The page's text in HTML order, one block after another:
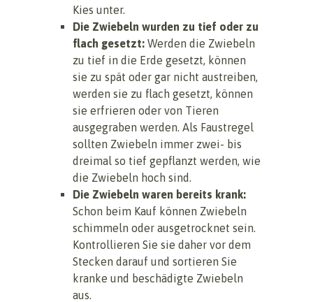
Kies unter.
Die Zwiebeln wurden zu tief oder zu
flach gesetzt: Werden die Zwiebeln
zu tief in die Erde gesetzt, können
sie zu spät oder gar nicht austreiben,
werden sie zu flach gesetzt, können
sie erfrieren oder von Tieren
ausgegraben werden. Als Faustregel
sollten Zwiebeln immer zwei- bis
dreimal so tief gepflanzt werden, wie
die Zwiebeln hoch sind.
Die Zwiebeln waren bereits krank:
Schon beim Kauf können Zwiebeln
schimmeln oder ausgetrocknet sein.
Kontrollieren Sie sie daher vor dem
Stecken darauf und sortieren Sie
kranke und beschädigte Zwiebeln
aus.